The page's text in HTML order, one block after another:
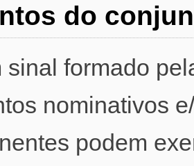
do
sinal formado
nominativos
podem